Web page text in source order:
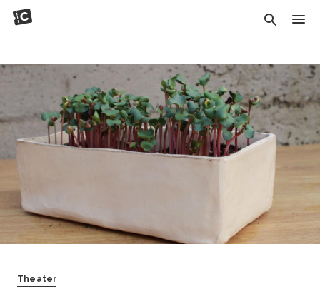
Theater